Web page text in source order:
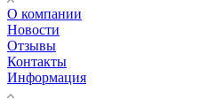
О компании
Новости
Отзывы
Контакты
Информация